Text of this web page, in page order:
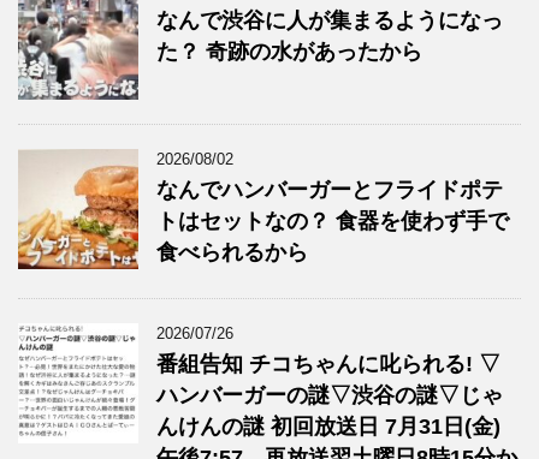
なんで渋谷に人が集まるようになっ
た？ 奇跡の水があったから
2026/08/02
なんでハンバーガーとフライドポテ
トはセットなの？ 食器を使わず手で
食べられるから
2026/07/26
番組告知 チコちゃんに叱られる! ▽
ハンバーガーの謎▽渋谷の謎▽じゃ
んけんの謎 初回放送日 7月31日(金)